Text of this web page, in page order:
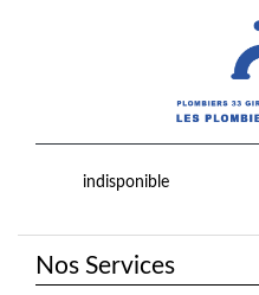
indisponible
Nos Services